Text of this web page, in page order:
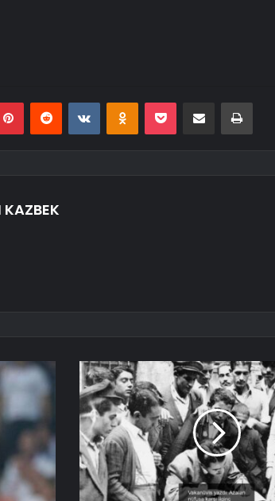
PinterestReddit VKontakteOdnoklassniki
Pocket E-Posta ile paylaş Yazdır